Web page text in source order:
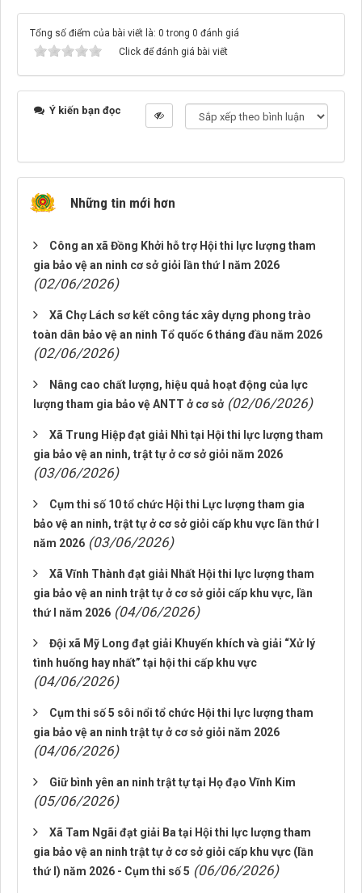
Tổng số điểm của bài viết là: 0 trong 0 đánh giá
Click để đánh giá bài viết
Ý kiến bạn đọc
Những tin mới hơn
Công an xã Đồng Khởi hỗ trợ Hội thi lực lượng tham
gia bảo vệ an ninh cơ sở giỏi lần thứ I năm 2026
(02/06/2026)
Xã Chợ Lách sơ kết công tác xây dựng phong trào
toàn dân bảo vệ an ninh Tổ quốc 6 tháng đầu năm 2026
(02/06/2026)
Nâng cao chất lượng, hiệu quả hoạt động của lực
lượng tham gia bảo vệ ANTT ở cơ sở (02/06/2026)
Xã Trung Hiệp đạt giải Nhì tại Hội thi lực lượng tham
gia bảo vệ an ninh, trật tự ở cơ sở giỏi năm 2026
(03/06/2026)
Cụm thi số 10 tổ chức Hội thi Lực lượng tham gia
bảo vệ an ninh, trật tự ở cơ sở giỏi cấp khu vực lần thứ I
năm 2026 (03/06/2026)
Xã Vĩnh Thành đạt giải Nhất Hội thi lực lượng tham
gia bảo vệ an ninh trật tự ở cơ sở giỏi cấp khu vực, lần
thứ I năm 2026 (04/06/2026)
Đội xã Mỹ Long đạt giải Khuyến khích và giải “Xử lý
tình huống hay nhất” tại hội thi cấp khu vực
(04/06/2026)
Cụm thi số 5 sôi nổi tổ chức Hội thi lực lượng tham
gia bảo vệ an ninh trật tự ở cơ sở giỏi năm 2026
(04/06/2026)
Giữ bình yên an ninh trật tự tại Họ đạo Vĩnh Kim
(05/06/2026)
Xã Tam Ngãi đạt giải Ba tại Hội thi lực lượng tham
gia bảo vệ an ninh trật tự ở cơ sở giỏi cấp khu vực (lần
thứ I) năm 2026 - Cụm thi số 5 (06/06/2026)